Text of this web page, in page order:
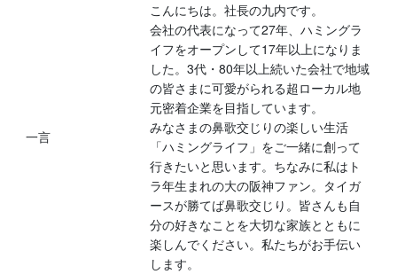
一言
こんにちは。社長の九内です。
会社の代表になって27年、ハミングラ
イフをオープンして17年以上になりま
した。3代・80年以上続いた会社で地域
の皆さまに可愛がられる超ローカル地
元密着企業を目指しています。
みなさまの鼻歌交じりの楽しい生活
「ハミングライフ」をご一緒に創って
行きたいと思います。ちなみに私はト
ラ年生まれの大の阪神ファン。タイガ
ースが勝てば鼻歌交じり。皆さんも自
分の好きなことを大切な家族とともに
楽しんでください。私たちがお手伝い
します。